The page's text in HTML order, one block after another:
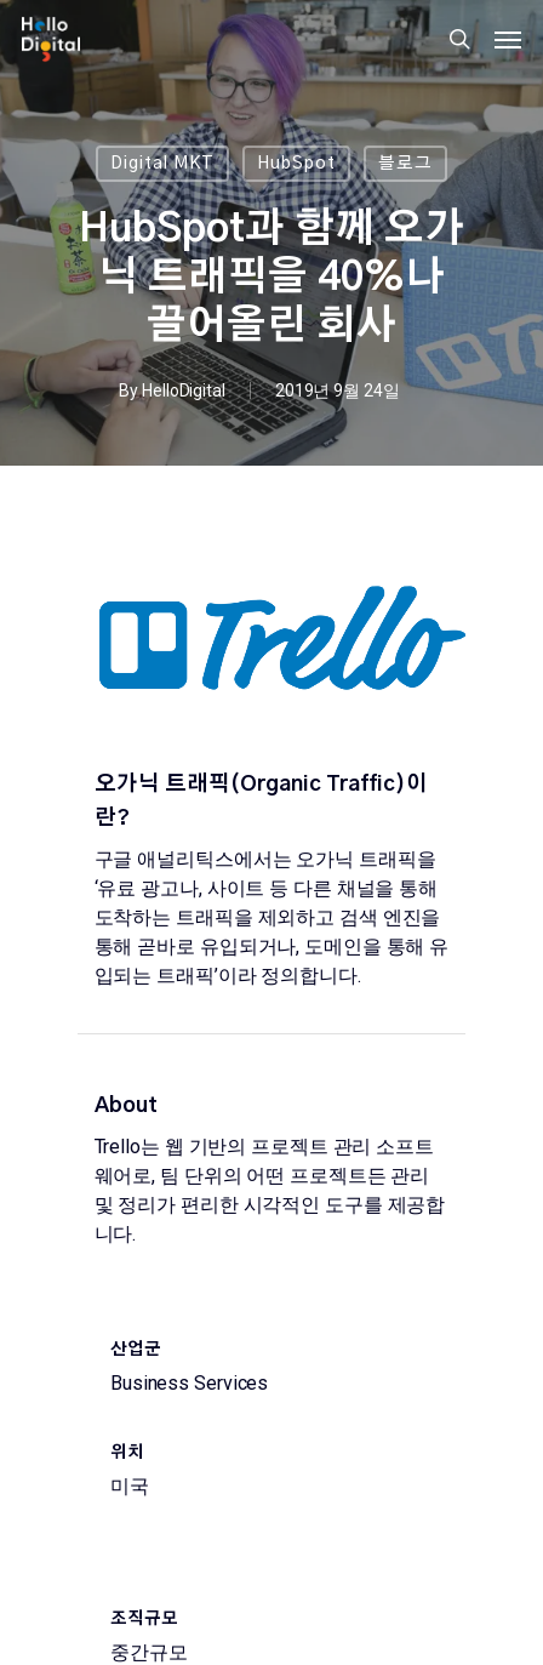
Skip
main
content
search
Digital MKT HubSpot 블로그
HubSpot과 함께 오가
닉 트래픽을 40%나
끌어올린 회사
By HelloDigital 2019년 9월 24일
오가닉 트래픽(Organic Traffic)이
란?
구글 애널리틱스에서는 오가닉 트래픽을
‘유료 광고나, 사이트 등 다른 채널을 통해
도착하는 트래픽을 제외하고 검색 엔진을
통해 곧바로 유입되거나, 도메인을 통해 유
입되는 트래픽’이라 정의합니다.
About
Trello는 웹 기반의 프로젝트 관리 소프트
웨어로, 팀 단위의 어떤 프로젝트든 관리
및 정리가 편리한 시각적인 도구를 제공합
니다.
산업군
Business Services
위치
미국
조직규모
중간규모